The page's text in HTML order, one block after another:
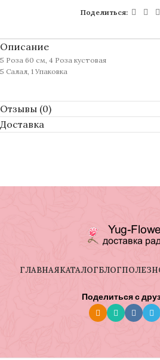
Поделиться:
Описание
5 Роза 60 см, 4 Роза кустовая
5 Салал, 1 Упаковка
Отзывы (0)
Доставка
ГЛАВНАЯКАТАЛОГБЛОГ
Поделиться с